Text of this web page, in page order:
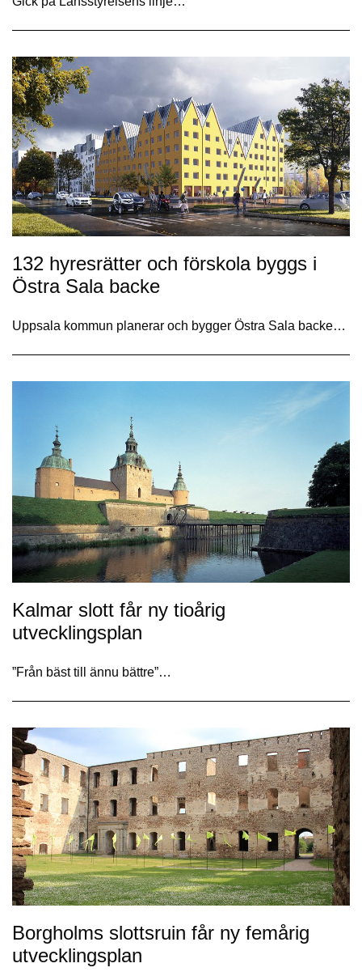
132 hyresrätter och förskola byggs i
Östra Sala backe
Uppsala kommun planerar och bygger Östra Sala backe…
Kalmar slott får ny tioårig
utvecklingsplan
”Från bäst till ännu bättre”…
Borgholms slottsruin får ny femårig
utvecklingsplan